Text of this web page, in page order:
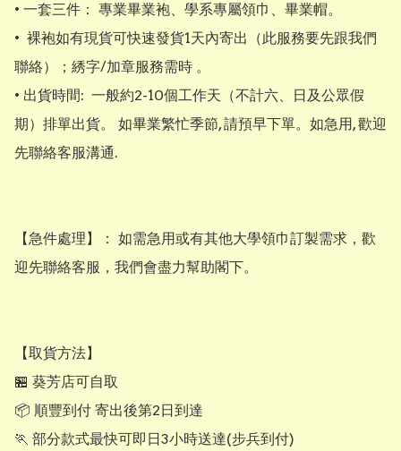
• ​一套三件： 專業畢業袍、學系專屬領巾、畢業帽。
•  裸袍如有現貨可快速發貨1天內寄出（此服務要先跟我們
聯絡）；綉字/加章服務需時 。
• 出貨時間:  一般約2-10個工作天（不計六、日及公眾假
期）排單出貨。 如畢業繁忙季節, 請預早下單。如急用, 歡迎
先聯絡客服溝通.
【​急件處理】： 如需急用或有其他大學領巾訂製需求，歡
迎先聯絡客服，我們會盡力幫助閣下。
【取貨方法】
🏪 葵芳店可自取
📦 順豐到付 寄出後第2日到達
🏃 部分款式最快可即日3小時送達(步兵到付)